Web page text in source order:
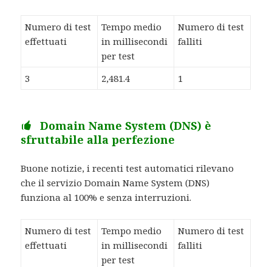
Numero di test
effettuati
Tempo medio
in millisecondi
per test
Numero di test
falliti
3 2,481.4 1
Domain Name System (DNS) è
sfruttabile alla perfezione
Buone notizie, i recenti test automatici rilevano
che il servizio Domain Name System (DNS)
funziona al 100% e senza interruzioni.
Numero di test
effettuati
Tempo medio
in millisecondi
per test
Numero di test
falliti